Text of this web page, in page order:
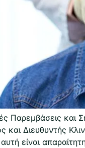
Παρεμβάσεις
και Διευθυντής
είναι